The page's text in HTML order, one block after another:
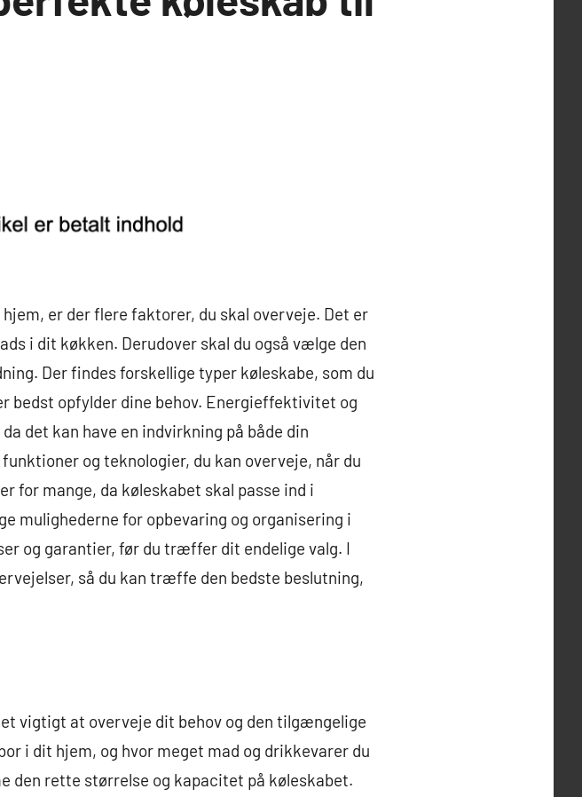
er der flere faktorer, du skal overveje. Det er
i dit køkken. Derudover skal du også vælge den
Der findes forskellige typer køleskabe, som du
bedst opfylder dine behov. Energieffektivitet og
det kan have en indvirkning på både din
og teknologier, du kan overveje, når du
for mange, da køleskabet skal passe ind i
mulighederne for opbevaring og organisering i
og garantier, før du træffer dit endelige valg. I
så du kan træffe den bedste beslutning,
vigtigt at overveje dit behov og den tilgængelige
i dit hjem, og hvor meget mad og drikkevarer du
den rette størrelse og kapacitet på køleskabet.